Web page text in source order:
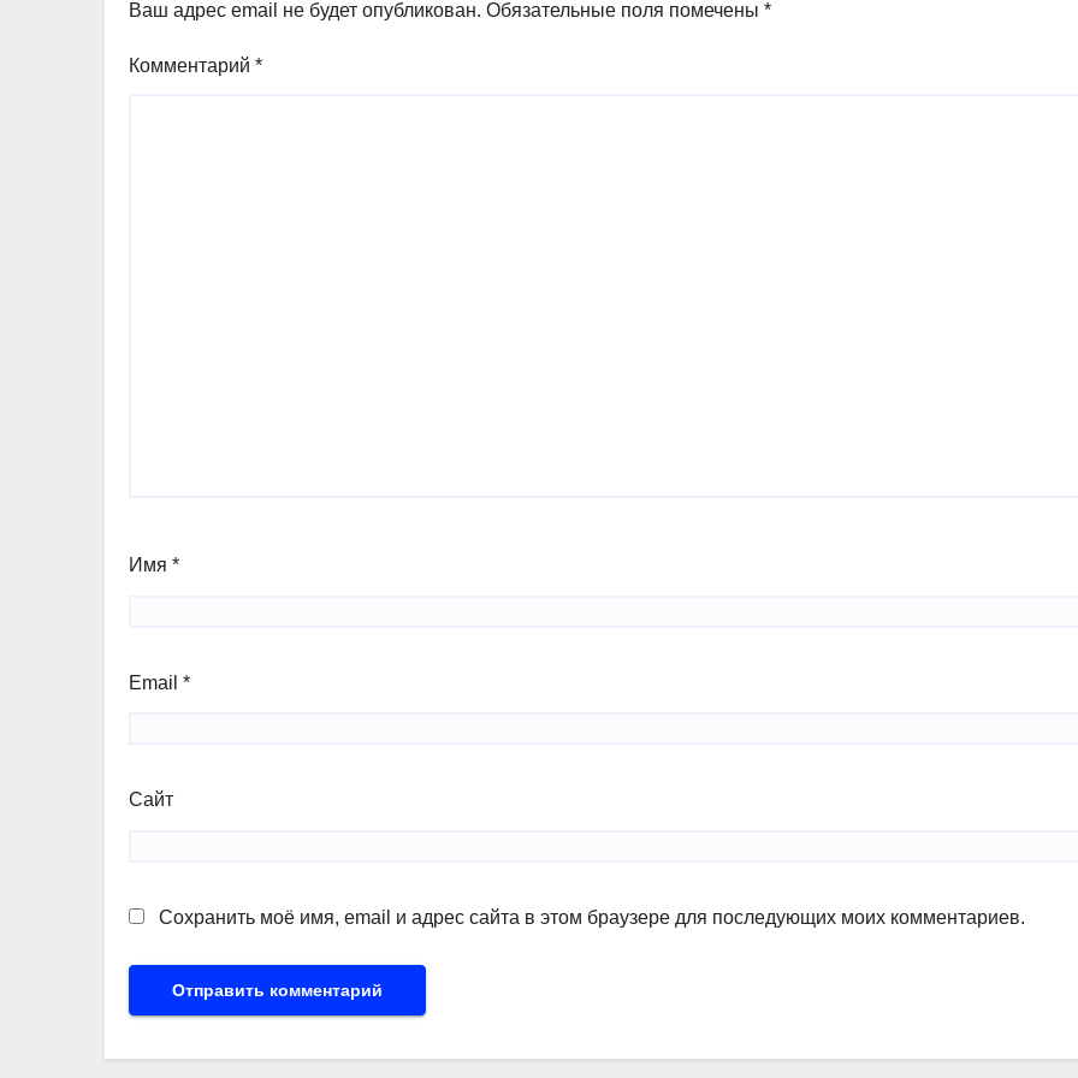
Ваш адрес email не будет опубликован. Обязательные поля помечены *
Комментарий *
Имя *
Email *
Сайт
Сохранить моё имя, email и адрес сайта в этом браузере для последующих моих комментариев.